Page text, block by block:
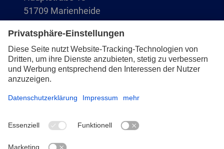
51709 Marienheide
+49 2264 9-0
info@pferd.com
+49 2264 9-400
Datenschutz
AVB